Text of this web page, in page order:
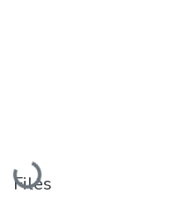
Loading...
Files